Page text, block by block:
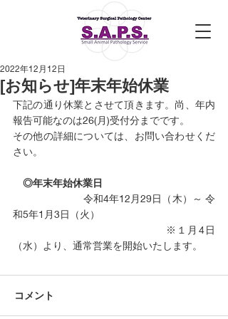
[お知らせ]年末年始休業
2022年12月12日
下記の通り休業とさせて頂きます。尚、年内
報告可能なのは26(月)受付分までです。
その他の詳細については、お問い合わせくだ
さい。
◎年末年始休業日
令和4年12月29日（木）～ 令
和5年1月3日（火）
※１月4日
（水）より、通常営業を開始いたします。
コメント